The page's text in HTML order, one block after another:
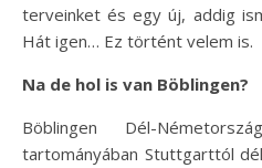
terveinket és egy új, addig
Hát igen… Ez történt velem is.
Na de hol is van Böblingen?
Böblingen Dél-
tartományában Stuttgarttól